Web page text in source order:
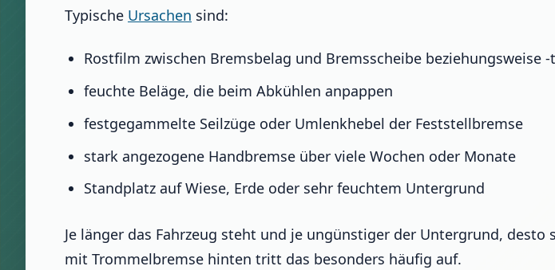
Typische Ursachen sind:
Rostfilm zwischen Bremsbelag und Bremsscheibe beziehungsweise
feuchte Beläge, die beim Abkühlen anpappen
festgegammelte Seilzüge oder Umlenkhebel der Feststellbremse
stark angezogene Handbremse über viele Wochen oder Monate
Standplatz auf Wiese, Erde oder sehr feuchtem Untergrund
Je länger das Fahrzeug steht und je ungünstiger der Untergrund,
mit Trommelbremse hinten tritt das besonders häufig auf.